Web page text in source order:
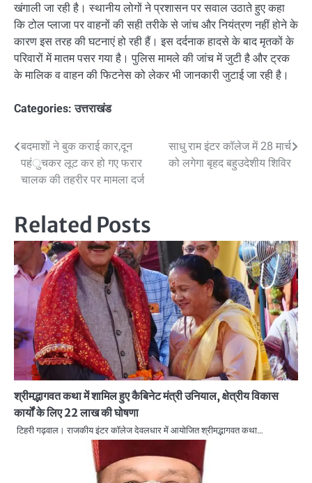
खंगाली जा रही है। स्थानीय लोगों ने प्रशासन पर सवाल उठाते हुए कहा
कि टोल प्लाजा पर वाहनों की सही तरीके से जांच और नियंत्रण नहीं होने के
कारण इस तरह की घटनाएं हो रही हैं। इस दर्दनाक हादसे के बाद मृतकों के
परिवारों में मातम पसर गया है। पुलिस मामले की जांच में जुटी है और ट्रक
के मालिक व वाहन की फिटनेस को लेकर भी जानकारी जुटाई जा रही है।
Categories:उत्तराखंड
Post
navigation
बदमाशों ने बुक कराई कार,दून
पहंुचकर लूट कर हो गए फरार
चालक की तहरीर पर मामला दर्ज
साधु राम इंटर कॉलेज में 28 मार्च
को लगेगा बृहद बहुउदेशीय शिविर
Related Posts
श्रीमद्भागवत कथा में शामिल हुए कैबिनेट मंत्री उनियाल, क्षेत्रीय विकास
कार्यों के लिए 22 लाख की घोषणा
टिहरी गढ़वाल। राजकीय इंटर कॉलेज देवलधार में आयोजित श्रीमद्भागवत कथा…